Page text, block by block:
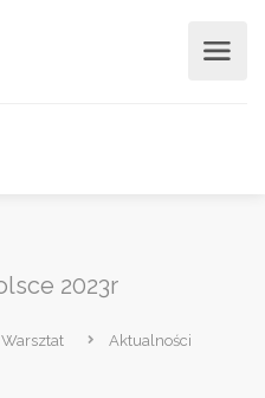
2023r
Aktualności